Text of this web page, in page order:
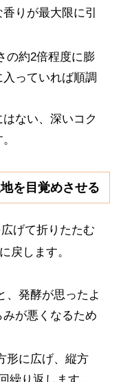
りが最大限に引
の約2倍程度に膨
っていれば順調
ない、深いコク
を目覚めさせる
げて折りたたむ
戻します。
、発酵が思ったよ
が悪くなるため
形に広げ、縦方